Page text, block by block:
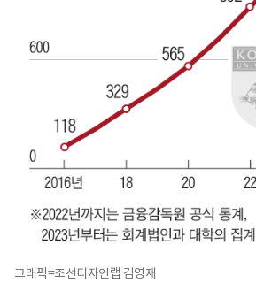
그래픽=조선디자인랩 김영재